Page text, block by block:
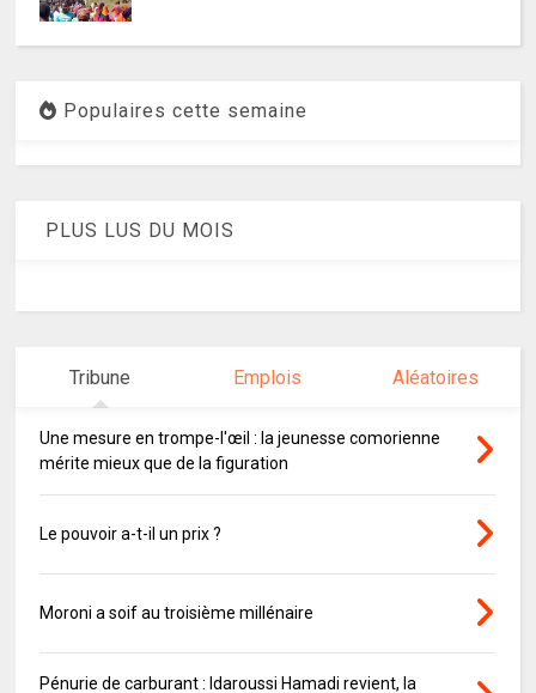
Populaires cette semaine
PLUS LUS DU MOIS
Tribune Emplois Aléatoires
Une mesure en trompe-l'œil : la jeunesse comorienne
mérite mieux que de la figuration
Le pouvoir a-t-il un prix ?
Moroni a soif au troisième millénaire
Pénurie de carburant : Idaroussi Hamadi revient, la